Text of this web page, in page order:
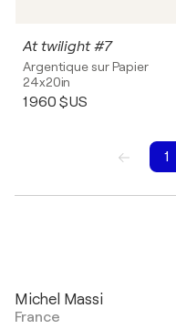
At twilight #7
Argentique sur Papier
24x20in
1 960 $US
1
Michel Massi
France